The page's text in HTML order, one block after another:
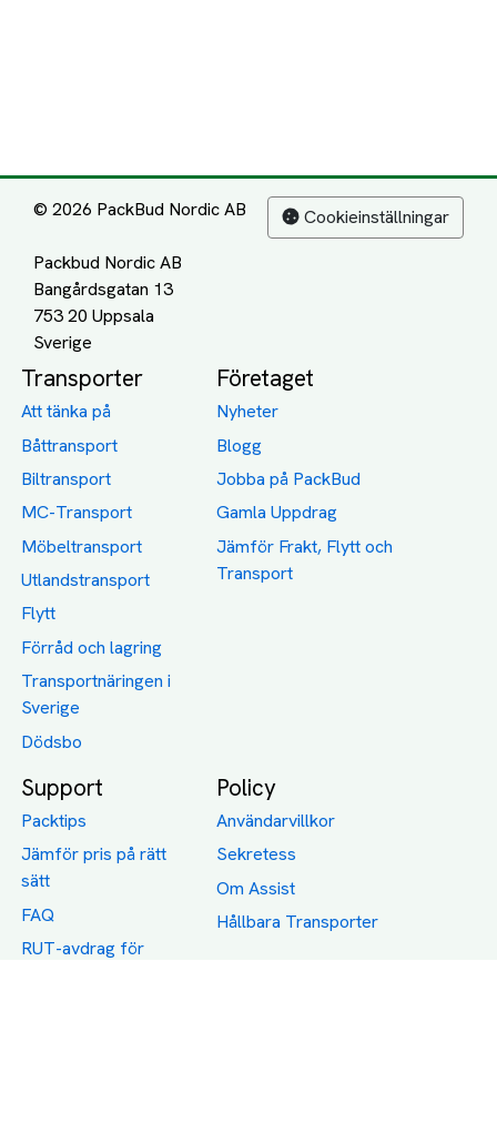
© 2026 PackBud Nordic AB
Packbud Nordic AB
Bangårdsgatan 13
753 20 Uppsala
Cookieinställningar
Transporter
Att tänka på
Båttransport
Biltransport
MC-Transport
Möbeltransport
Utlandstransport
Flytt
Förråd och lagring
Transportnäringen i
Sverige
Dödsbo
Företaget
Nyheter
Blogg
Jobba på PackBud
Gamla Uppdrag
Jämför Frakt, Flytt och
Transport
Support
Packtips
Jämför pris på rätt
sätt
FAQ
RUT-avdrag för
Policy
Användarvillkor
Sekretess
Om Assist
Hållbara Transporter